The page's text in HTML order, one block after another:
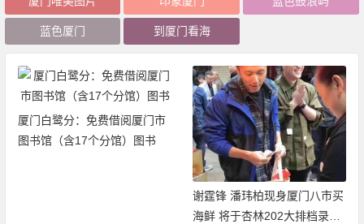
蓝色厦门 到厦门看海
厦门白鹭分：免费借阅厦门市
图书馆（含17个分馆）图书
谢霆锋 潘玮柏现身厦门八市买
海鲜 将于杏林202大排档录制